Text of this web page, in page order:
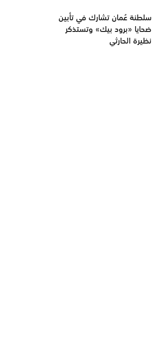
سلطنة عُمان تشارك في تأبين
ضحايا «برود بيك» وتستذكر
نظيرة الحارثي